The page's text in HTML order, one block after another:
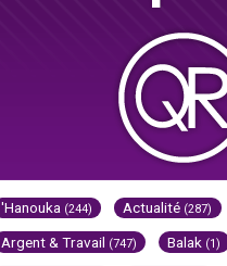
'Hanouka (244) Actualité (287)
Argent & Travail (747) Balak (1)